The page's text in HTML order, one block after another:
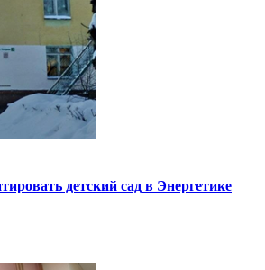
детский сад в Энергетике